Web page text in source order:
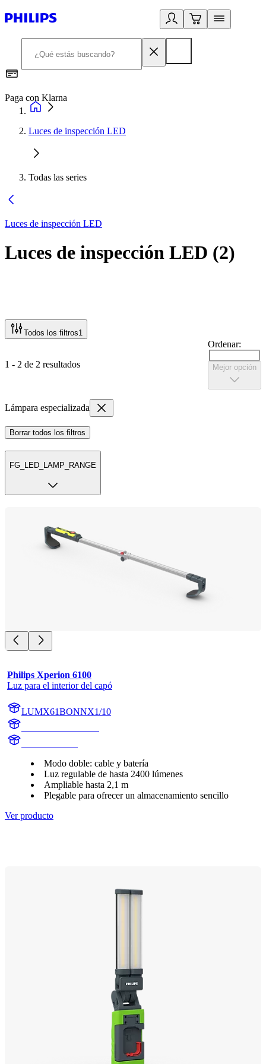
Paga con Klarna
Luces de inspección LED
Todas las series
Luces de inspección LED
Luces de inspección LED (2)
Todos los filtros1
1 - 2 de 2 resultados
Ordenar:
Mejor opción
Lámpara especializada
Borrar todos los filtros
FG_LED_LAMP_RANGE
Philips Xperion 6100
Luz para el interior del capó
LUMX61BONNX1/10
Modo doble: cable y batería
Luz regulable de hasta 2400 lúmenes
Ampliable hasta 2,1 m
Plegable para ofrecer un almacenamiento sencillo
Ver producto